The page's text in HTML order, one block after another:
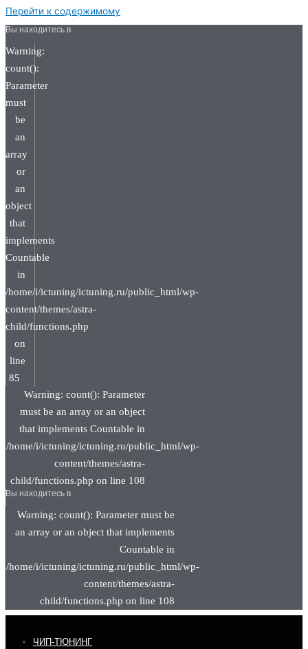
Перейти к содержимому
Вы находитесь в
Warning:
count():
Parameter
must
be
an
array
or
an
object
that
implements
Countable
in
/home/i/ictuning/ictuning.ru/public_html/wp-
content/themes/astra-
child/functions.php
on
line
85
Warning: count(): Parameter
must be an array or an object
that implements Countable in
/home/i/ictuning/ictuning.ru/public_html/wp-
content/themes/astra-
child/functions.php on line 108
Вы находитесь в
Warning: count(): Parameter must be
an array or an object that implements
Countable in
/home/i/ictuning/ictuning.ru/public_html/wp-
content/themes/astra-
child/functions.php on line 108
ЧИП-ТЮНИНГ